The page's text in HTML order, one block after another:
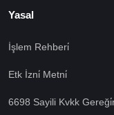
Yasal
İşlem Rehberi̇
Etk İzni̇ Metni̇
6698 Sayili Kvkk
şekilde çerezler